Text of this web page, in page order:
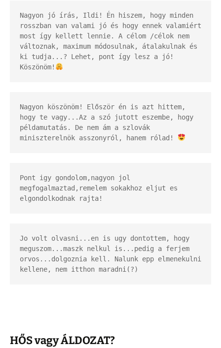
Nagyon jó írás, Ildi! Én hiszem, hogy minden
rosszban van valami jó és hogy ennek valamiért
most így kellett lennie. A célom /célok nem
változnak, maximum módosulnak, átalakulnak és
ki tudja...? Lehet, pont így lesz a jó!
Köszönöm!
Nagyon köszönöm! Először én is azt hittem,
hogy te vagy...Az a szó jutott eszembe, hogy
példamutatás. De nem ám a szlovák
miniszterelnök asszonyról, hanem rólad!
Pont igy gondolom,nagyon jol
megfogalmaztad,remelem sokakhoz eljut es
elgondolkodnak rajta!
Jo volt olvasni...en is ugy dontottem, hogy
meguszom...maszk nelkul is...pedig a ferjem
orvos...dolgoznia kell. Nalunk epp elmenekulni
kellene, nem itthon maradni(?)
HŐS vagy ÁLDOZAT?